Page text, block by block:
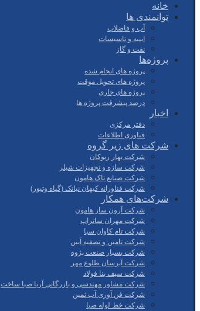
خانه
توانمندی ها
آب و فاضلاب
ابنیه و تاسیسات
نفت و گاز
پروژه‌ها
پروژه های انجام شده
پروژه های تحویل موقت
پروژه های جاری
درصد پیشرفت پروژه ها
اخبار
دفتر مرکزی
فناوری اطلاعات
شرکت های زیر گروه
شرکت بهار ریوکان
شرکت سازه و تجهیزات شیلر
شرکت صنایع تاک هامون
شرکت فناورانه کیهان نیاتک (گیاه وتیور)
شرکت‌های همکار
شرکت آرون ساز هامون
شرکت مهران ساتراپ
شرکت تام کاوان سبا
شرکت تامین و تصفیه آبین
شرکت بسپار صنعت پژوه
شرکت آبرسان طلوع مهر
شرکت سیف بنا فولاد
شرکت مشاور مهندسی و بازرگانی آریا صبا ساخت
شرکت فن آوری آب ثمین
شرکت خط لوله صبا